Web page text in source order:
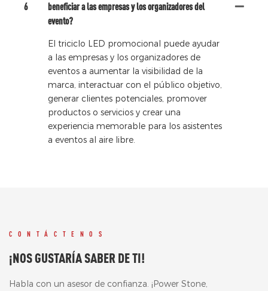
6
beneficiar a las empresas y los organizadores del
evento?
El triciclo LED promocional puede ayudar
a las empresas y los organizadores de
eventos a aumentar la visibilidad de la
marca, interactuar con el público objetivo,
generar clientes potenciales, promover
productos o servicios y crear una
experiencia memorable para los asistentes
a eventos al aire libre.
CONTÁCTENOS
¡NOS GUSTARÍA SABER DE TI!
Habla con un asesor de confianza. ¡Power Stone,